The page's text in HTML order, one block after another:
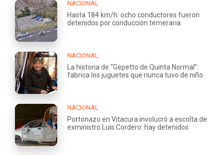
NACIONAL
Hasta 184 km/h: ocho conductores fueron
detenidos por conducción temeraria
NACIONAL
La historia de “Gepetto de Quinta Normal”:
fabrica los juguetes que nunca tuvo de niño
NACIONAL
Portonazo en Vitacura involucró a escolta de
exministro Luis Cordero: hay detenidos